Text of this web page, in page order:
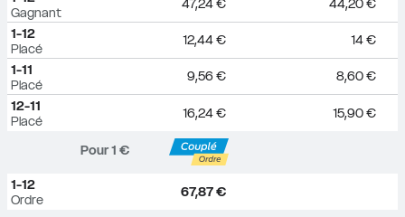
Gagnant
47,24 €
44,20 €
1-12
Placé
12,44 €
14 €
1-11
Placé
9,56 €
8,60 €
12-11
Placé
16,24 € 15,90 €
Pour 1 €
1-12
Ordre
67,87 €